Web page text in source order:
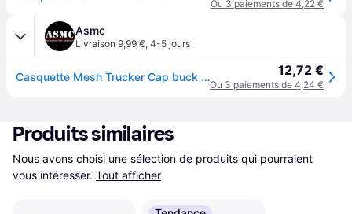
Ou 3 paiements de 4,22 €
Asmc
Livraison 9,99 €, 4-5 jours
Casquette Mesh Trucker Cap buck - L/XL 12,72 €
Ou 3 paiements de 4,24 €
Produits similaires
Nous avons choisi une sélection de produits qui pourraient
vous intéresser. Tout afficher